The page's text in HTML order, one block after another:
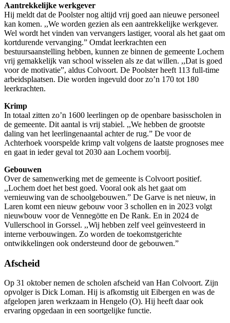
Aantrekkelijke werkgever
Hij meldt dat de Poolster nog altijd vrij goed aan nieuwe personeel
kan komen. ,,We worden gezien als een aantrekkelijke werkgever.
Wel wordt het vinden van vervangers lastiger, vooral als het gaat om
kortdurende vervanging.” Omdat leerkrachten een
bestuursaanstelling hebben, kunnen ze binnen de gemeente Lochem
vrij gemakkelijk van school wisselen als ze dat willen. ,,Dat is goed
voor de motivatie”, aldus Colvoort. De Poolster heeft 113 full-time
arbeidsplaatsen. Die worden ingevuld door zo’n 170 tot 180
leerkrachten.
Krimp
In totaal zitten zo’n 1600 leerlingen op de openbare basisscholen in
de gemeente. Dit aantal is vrij stabiel. ,,We hebben de grootste
daling van het leerlingenaantal achter de rug.” De voor de
Achterhoek voorspelde krimp valt volgens de laatste prognoses mee
en gaat in ieder geval tot 2030 aan Lochem voorbij.
Gebouwen
Over de samenwerking met de gemeente is Colvoort positief.
,,Lochem doet het best goed. Vooral ook als het gaat om
vernieuwing van de schoolgebouwen.” De Garve is net nieuw, in
Laren komt een nieuw gebouw voor 3 schollen en in 2023 volgt
nieuwbouw voor de Vennegötte en De Rank. En in 2024 de
Vullerschool in Gorssel. ,,Wij hebben zelf veel geïnvesteerd in
interne verbouwingen. Zo worden de toekomstgerichte
ontwikkelingen ook ondersteund door de gebouwen.”
Afscheid
Op 31 oktober nemen de scholen afscheid van Han Colvoort. Zijn
opvolger is Dick Loman. Hij is afkomstig uit Eibergen en was de
afgelopen jaren werkzaam in Hengelo (O). Hij heeft daar ook
ervaring opgedaan in een soortgelijke functie.